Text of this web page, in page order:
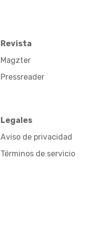
Revista
Magzter
Pressreader
Legales
Aviso de privacidad
Términos de servicio